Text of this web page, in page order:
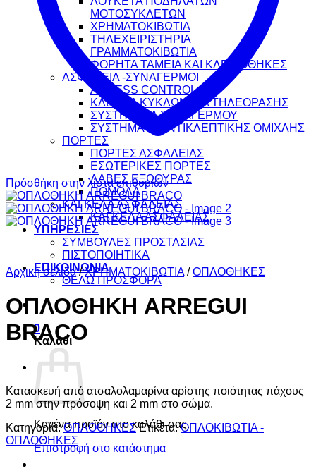
ΜΟΤΟΣΥΚΛΕΤΩΝ
ΧΡΗΜΑΤΟΚΙΒΩΤΙΑ
ΤΗΛΕΧΕΙΡΙΣΤΗΡΙΑ
ΓΡΑΜΜΑΤΟΚΙΒΩΤΙΑ
ΦΟΡΗΤΑ ΤΑΜΕΙΑ ΚΑΙ ΚΛΕΙΔΟΘΗΚΕΣ
ΑΣΦΑΛΕΙΑ -ΣΥΝΑΓΕΡΜΟΙ
ACCESS CONTROL
ΚΛΕΙΣΤΑ ΚΥΚΛΩΜΑΤΑ ΤΗΛΕΟΡΑΣΗΣ
ΣΥΣΤΗΜΑΤΑ ΣΥΝΑΓΕΡΜΟΥ
ΣΥΣΤΗΜΑΤΑ ΑΝΤΙΚΛΕΠΤΙΚΗΣ ΟΜΙΧΛΗΣ
ΠΟΡΤΕΣ
ΠΟΡΤΕΣ ΑΣΦΑΛΕΙΑΣ
ΕΣΩΤΕΡΙΚΕΣ ΠΟΡΤΕΣ
ΛΑΒΕΣ ΕΞΩΘΥΡΑΣ
ΠΟΜΟΛΑ
ΚΑΓΚΕΛΑ ΑΣΦΑΛΕΙΑΣ
ΚΑΓΚΕΛΑ ΑΣΦΑΛΕΙΑΣ
ΥΠΗΡΕΣΙΕΣ
ΣΥΜΒΟΥΛΕΣ ΠΡΟΣΤΑΣΙΑΣ
ΠΙΣΤΟΠΟΙΗΤΙΚΑ
ΕΠΙΚΟΙΝΩΝΙΑ
ΘΕΛΩ ΠΡΟΣΦΟΡΑ
0
Καλάθι
Κανένα προϊόν στο καλάθι σας.
Επιστροφή στο κατάστημα
Πρόσθήκη στην λίστα επιθυμιών
Αρχική σελίδα / ΧΡΗΜΑΤΟΚΙΒΩΤΙΑ / ΟΠΛΟΘΗΚΕΣ
ΟΠΛΟΘΗΚΗ ARREGUI
BRACO
Κατασκευή από ατσαλολαμαρίνα αρίστης ποιότητας πάχους
2 mm στην πρόσοψη και 2 mm στο σώμα.
Κατηγορία:ΟΠΛΟΘΗΚΕΣ Ετικέτα:ΟΠΛΟΚΙΒΩΤΙΑ -
ΟΠΛΟΘΗΚΕΣ